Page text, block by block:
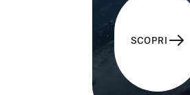
SCOPRI